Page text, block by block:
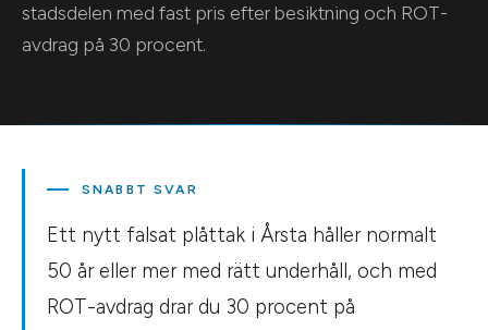
stadsdelen med fast pris efter besiktning och ROT-
avdrag på 30 procent.
SNABBT SVAR
Ett nytt falsat plåttak i Årsta håller normalt
50 år eller mer med rätt underhåll, och med
ROT-avdrag drar du 30 procent på